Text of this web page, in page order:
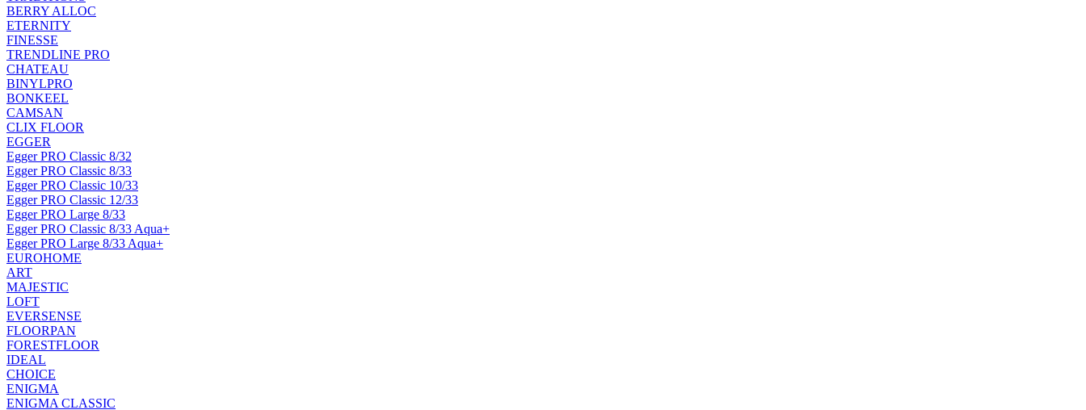
BERRY ALLOC
ETERNITY
FINESSE
TRENDLINE PRO
CHATEAU
BINYLPRO
BONKEEL
CAMSAN
CLIX FLOOR
EGGER
Egger PRO Classic 8/32
Egger PRO Classic 8/33
Egger PRO Classic 10/33
Egger PRO Classic 12/33
Egger PRO Large 8/33
Egger PRO Classic 8/33 Aqua+
Egger PRO Large 8/33 Aqua+
EUROHOME
ART
MAJESTIC
LOFT
EVERSENSE
FLOORPAN
FORESTFLOOR
IDEAL
CHOICE
ENIGMA
ENIGMA CLASSIC